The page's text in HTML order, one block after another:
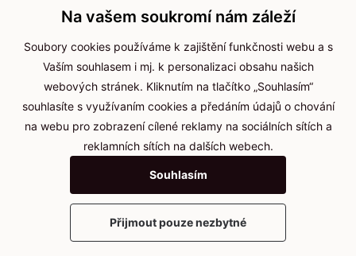
+420 736 535 066
Po - pá: 8:00 - 16:00
info@jma-kam.cz
Důležité informace
Ochrana osobních údajů
Cookies
2025 © Kameníčci s.r.o.
Na vašem soukromí nám záleží
Soubory cookies používáme k zajištění funkčnosti webu a s
Vaším souhlasem i mj. k personalizaci obsahu našich
webových stránek. Kliknutím na tlačítko „Souhlasím“
souhlasíte s využívaním cookies a předáním údajů o chování
na webu pro zobrazení cílené reklamy na sociálních sítích a
reklamních sítích na dalších webech.
Souhlasím
Přijmout pouze nezbytné